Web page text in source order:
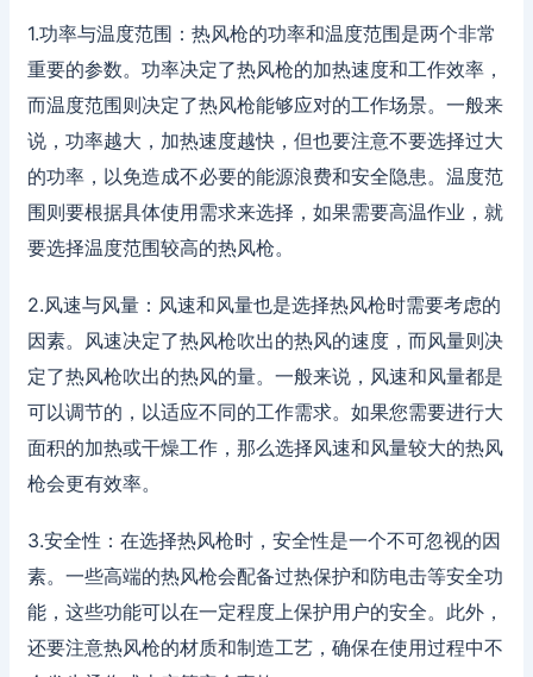
1.功率与温度范围：热风枪的功率和温度范围是两个非常
重要的参数。功率决定了热风枪的加热速度和工作效率，
而温度范围则决定了热风枪能够应对的工作场景。一般来
说，功率越大，加热速度越快，但也要注意不要选择过大
的功率，以免造成不必要的能源浪费和安全隐患。温度范
围则要根据具体使用需求来选择，如果需要高温作业，就
要选择温度范围较高的热风枪。
2.风速与风量：风速和风量也是选择热风枪时需要考虑的
因素。风速决定了热风枪吹出的热风的速度，而风量则决
定了热风枪吹出的热风的量。一般来说，风速和风量都是
可以调节的，以适应不同的工作需求。如果您需要进行大
面积的加热或干燥工作，那么选择风速和风量较大的热风
枪会更有效率。
3.安全性：在选择热风枪时，安全性是一个不可忽视的因
素。一些高端的热风枪会配备过热保护和防电击等安全功
能，这些功能可以在一定程度上保护用户的安全。此外，
还要注意热风枪的材质和制造工艺，确保在使用过程中不